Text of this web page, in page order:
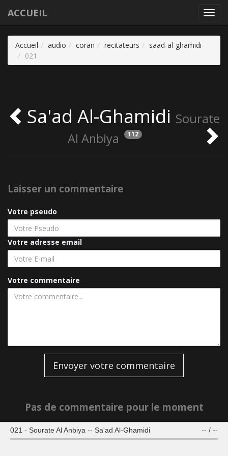
ACCUEIL
021 - Sourate Al Anbiya -- Sa'ad Al-Ghamidi -- / --
Accueil audio coran recitateurs
saad-al-ghamidi
021
Sa'ad Al-Ghamidi Sourate
Al Anbiya
112
Laisser un commentaire
Votre pseudo
Votre adresse email
Votre commentaire
Envoyer votre commentaire
Pas de commentaire pour le moment